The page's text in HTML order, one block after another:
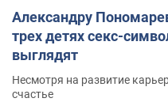
Александру
трех детях секс-
выглядят
Несмотря на развитие
счастье